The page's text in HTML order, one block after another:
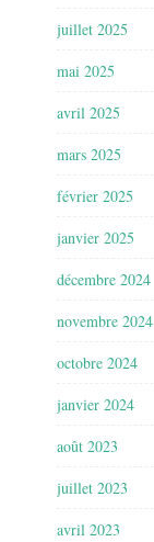
juillet 2025
mai 2025
avril 2025
mars 2025
février 2025
janvier 2025
décembre 2024
novembre 2024
octobre 2024
janvier 2024
août 2023
juillet 2023
avril 2023